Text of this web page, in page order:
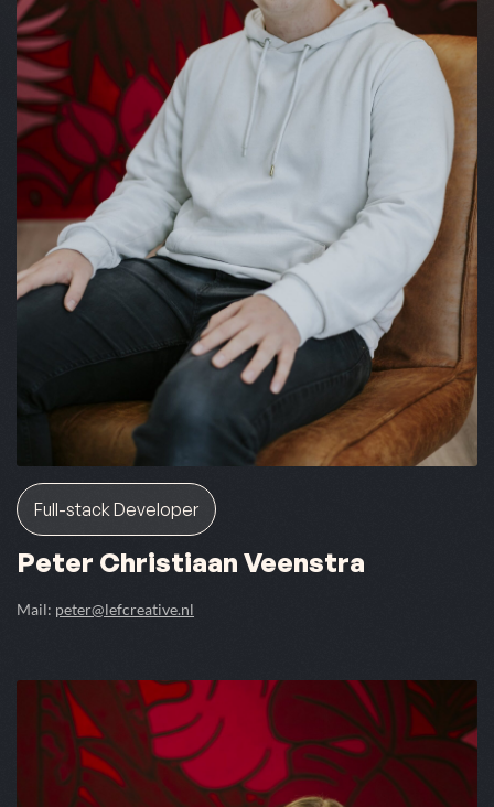
Full-stack Developer
Peter Christiaan Veenstra
Mail: peter@lefcreative.nl